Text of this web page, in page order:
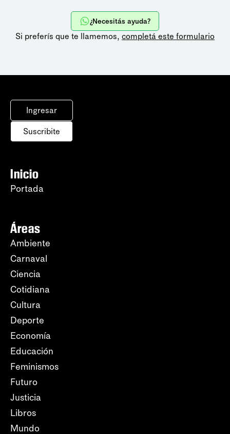
¿Necesitás ayuda?
Si preferís que te llamemos, completá este formulario
Ingresar
Suscribite
Inicio
Portada
Áreas
Ambiente
Carnaval
Ciencia
Cotidiana
Cultura
Deporte
Economía
Educación
Feminismos
Futuro
Justicia
Libros
Mundo